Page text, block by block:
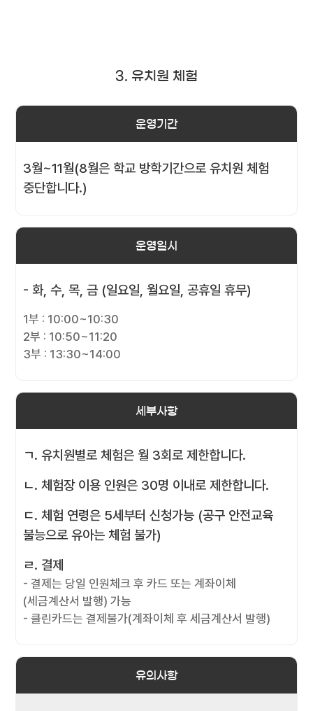
3. 유치원 체험
운영기간
3월~11월(8월은 학교 방학기간으로 유치원 체험
중단합니다.)
운영일시
- 화, 수, 목, 금 (일요일, 월요일, 공휴일 휴무)
1부 : 10:00~10:30
2부 : 10:50~11:20
3부 : 13:30~14:00
세부사항
ㄱ. 유치원별로 체험은 월 3회로 제한합니다.
ㄴ. 체험장 이용 인원은 30명 이내로 제한합니다.
ㄷ. 체험 연령은 5세부터 신청가능 (공구 안전교육
불능으로 유아는 체험 불가)
ㄹ. 결제
- 결제는 당일 인원체크 후 카드 또는 계좌이체
(세금계산서 발행) 가능
- 클린카드는 결제불가(계좌이체 후 세금계산서 발행)
유의사항